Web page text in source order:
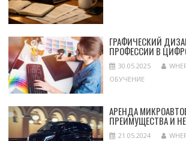
ГРАФИЧЕСКИЙ
ПРОФЕССИИ В
30.05.2025
ОБУЧЕНИЕ
АРЕНДА
ПРЕИМУЩЕСТВА И
21.05.2024